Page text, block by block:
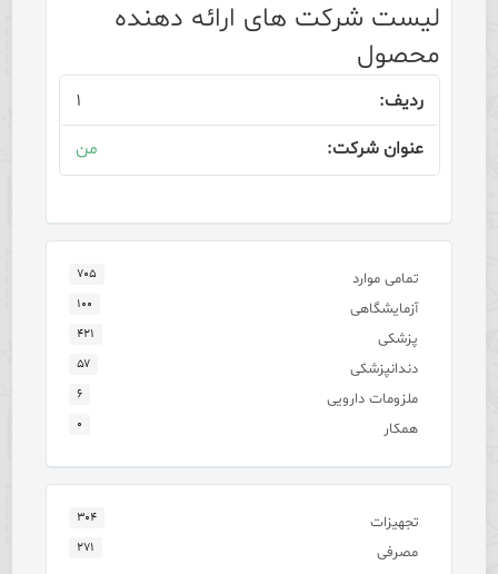
لیست شرکت های ارائه دهنده
محصول
۱
من
تمامی موارد ۷۰۵
آزمایشگاهی ۱۰۰
پزشکی ۴۲۱
دندانپزشکی ۵۷
ملزومات دارویی ۶
همکار ۰
تجهیزات ۳۰۴
مصرفی ۲۷۱